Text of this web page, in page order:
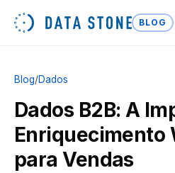
BLOG
Blog/Dados
Dados B2B: A
Enriquecimento
para Vendas